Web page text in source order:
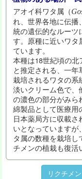
アオイ科ワタ属（
れ、世界各地に伝播
統の遺伝的なルーツ
す。原種に近いワタ
ています。
本種は18世紀頃の
と推定される、一年
栽培されるワタの系
淡いクリーム色で、
の濃色の部分がみら
綿製品として医療用
日本薬局方に収載
いとなっていますが
タ属の数種を栽培し
チメンの植栽も復活
リクチメ